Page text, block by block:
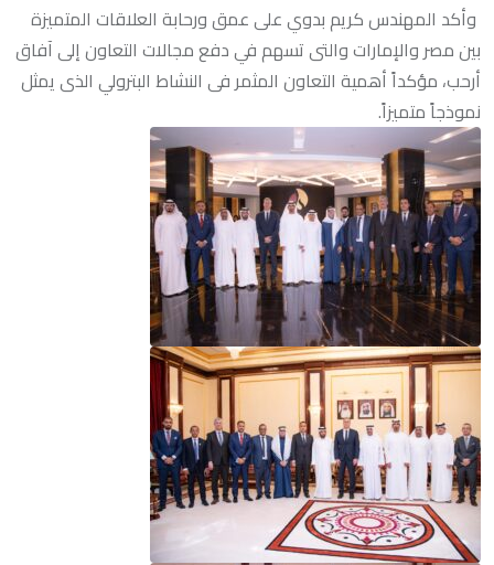
وأكد المهندس كريم بدوي على عمق ورحابة العلاقات المتميزة
بين مصر والإمارات والتى تسهم في دفع مجالات التعاون إلى آفاق
أرحب، مؤكداً أهمية التعاون المثمر فى النشاط البترولي الذى يمثل
نموذجاً متميزاً.